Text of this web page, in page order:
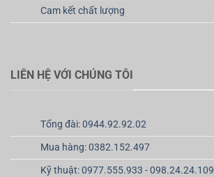
Cam kết chất lượng
LIÊN HỆ VỚI CHÚNG TÔI
Tổng đài: 0944.92.92.02
Mua hàng: 0382.152.497
Kỹ thuật: 0977.555.933 - 098.24.24.109